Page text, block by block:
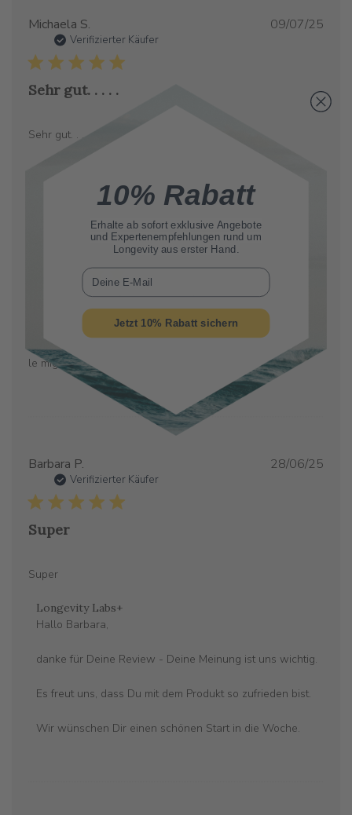
Michaela S.
Verifizierter Käufer
Sehr gut. . . . .
Sehr gut. . . . .
09/07/25
Verifizierter Käufer
Spermidin Life. Top quality
Ottimo integratore tra i migliori oggi in commercio, fatto con
le migliori materie prime. Un top quality.
Barbara P.
Verifizierter Käufer
Super
Super
Kommentare
des
Besitzers
{{Reviewer_name}}s
von
Longevity Labs+
Hallo Barbara,
danke für Deine Review - Deine Meinung ist uns wichtig.
Es freut uns, dass Du mit dem Produkt so zufrieden bist.
Wir wünschen Dir einen schönen Start in die Woche.
28/06/25
10% Rabatt
Erhalte ab sofortexklusive Angebote
und Expertenempfehlungen rund um
Longevity aus erster Hand.
E-Mail
Jetzt 10% Rabatt sichern